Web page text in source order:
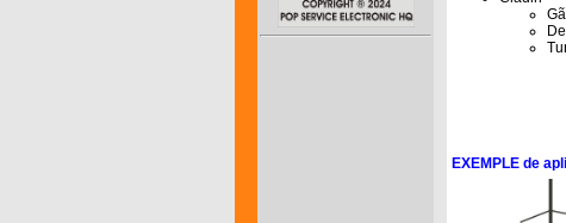
EXEMPLE de